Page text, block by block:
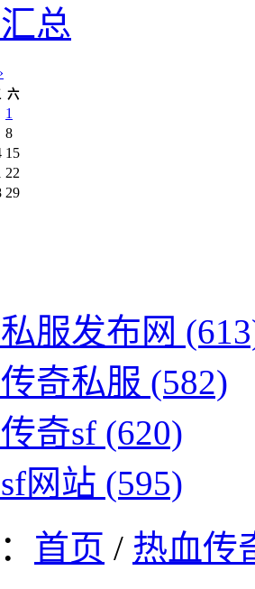
总
六
1
8
15
22
29
服发布网
奇私服 (582)
奇sf (620)
网站 (595)
首页 / 热血传